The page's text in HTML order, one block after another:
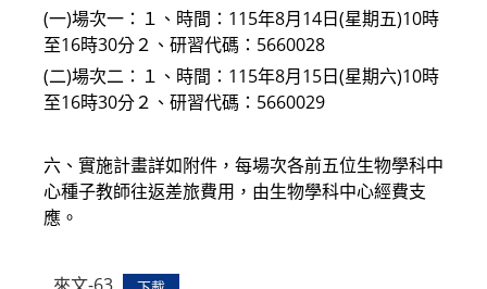
(一)場次一：１、時間：115年8月14日(星期五)10時
至16時30分２、研習代碼：5660028
(二)場次二：１、時間：115年8月15日(星期六)10時
至16時30分２、研習代碼：5660029
六、實施計畫詳如附件，每場次各前五位生物學科中
心種子教師往返差旅費用，由生物學科中心經費支
應。